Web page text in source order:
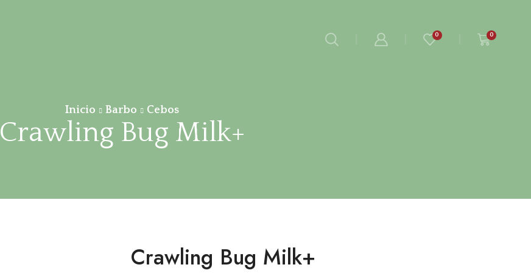
0 0
Inicio Barbo Cebos
Crawling Bug Milk+
Crawling Bug Milk+